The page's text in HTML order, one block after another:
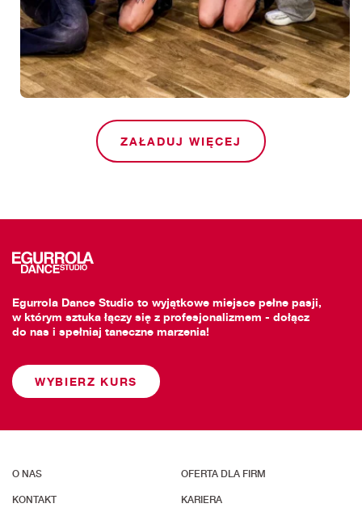
ZAŁADUJ WIĘCEJ
Egurrola Dance Studio to wyjątkowe miejsce pełne pasji,
w którym sztuka łączy się z profesjonalizmem - dołącz
do nas i spełniaj taneczne marzenia!
WYBIERZ KURS
O NAS OFERTA DLA FIRM
KONTAKT KARIERA